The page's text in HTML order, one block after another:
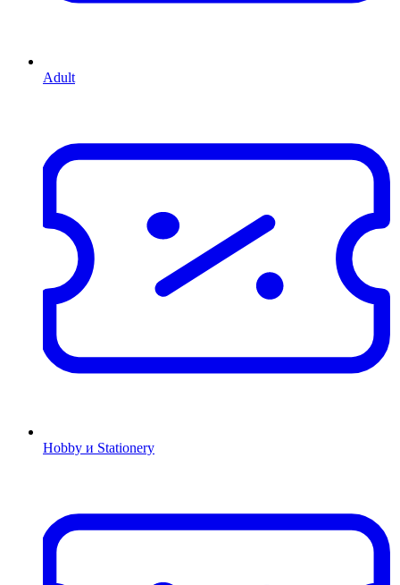
Adult
Hobby и Stationery